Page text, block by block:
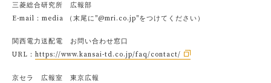
三菱総合研究所 広報部
E-mail：media （末尾に"@mri.co.jp"をつけてください）
関西電力送配電 お問い合わせ窓口
URL： https://www.kansai-td.co.jp/faq/contact/
京セラ 広報室 東京広報